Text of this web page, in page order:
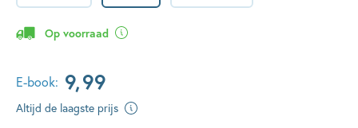
Op voorraad
E-book: 9,99
Altijd de laagste prijs